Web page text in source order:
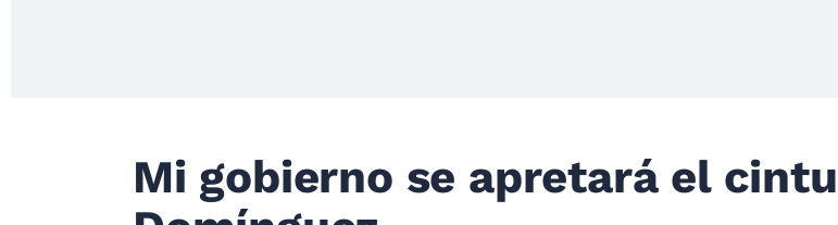
Mi gobierno se apretará el